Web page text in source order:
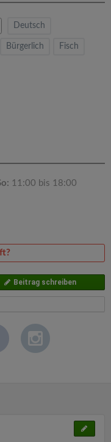
Deutsch
Bürgerlich Fisch
11:00 bis 18:00
Beitrag schreiben